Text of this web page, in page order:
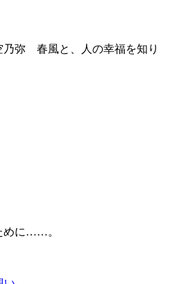
乃弥 春風と、人の幸福を知り
めに……。